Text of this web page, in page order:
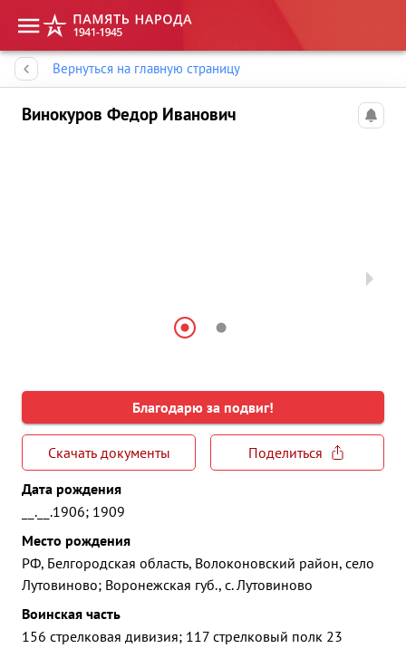
Вернуться на главную страницу
Винокуров Федор Иванович
Благодарю за подвиг!
Скачать документы
Поделиться
Дата рождения
__.__.1906; 1909
Место рождения
РФ, Белгородская область, Волоконовский район, село
Лутовиново; Воронежская губ., с. Лутовиново
Воинская часть
156 стрелковая дивизия; 117 стрелковый полк 23
Память народа